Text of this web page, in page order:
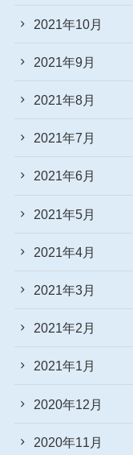
2021年10月
2021年9月
2021年8月
2021年7月
2021年6月
2021年5月
2021年4月
2021年3月
2021年2月
2021年1月
2020年12月
2020年11月